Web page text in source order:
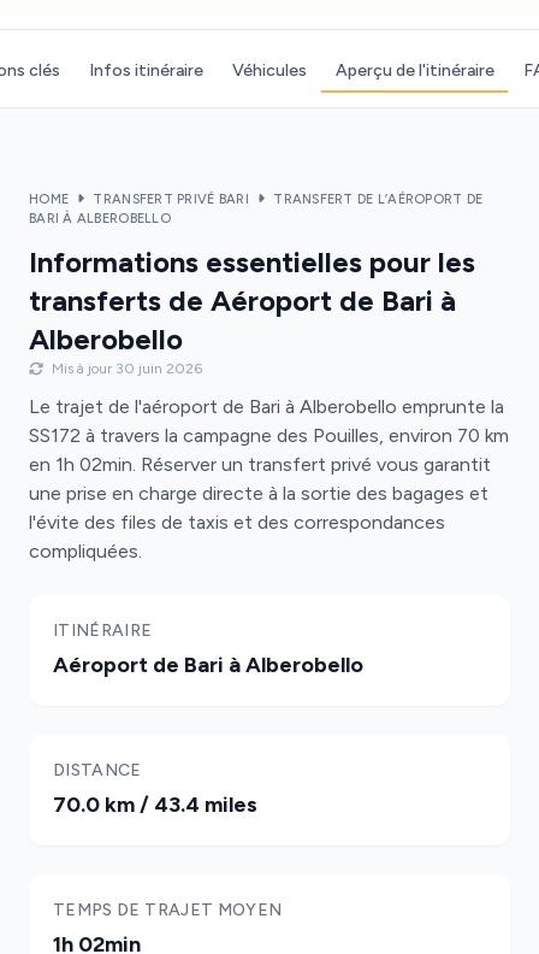
clés Infos itinéraire Véhicules Aperçu de l'itinéraire
HOME TRANSFERT PRIVÉ BARI
TRANSFERT DE L’AÉROPORT DE
BARI À ALBEROBELLO
Informations essentielles pour les
transferts de Aéroport de Bari à
Alberobello
Mis à jour 30 juin 2026
Le trajet de l'aéroport de Bari à Alberobello emprunte la
SS172 à travers la campagne des Pouilles, environ 70 km
en 1h 02min. Réserver un transfert privé vous garantit
une prise en charge directe à la sortie des bagages et
l'évite des files de taxis et des correspondances
compliquées.
ITINÉRAIRE
Aéroport de Bari à Alberobello
DISTANCE
70.0 km / 43.4 miles
TEMPS DE TRAJET MOYEN
1h 02min